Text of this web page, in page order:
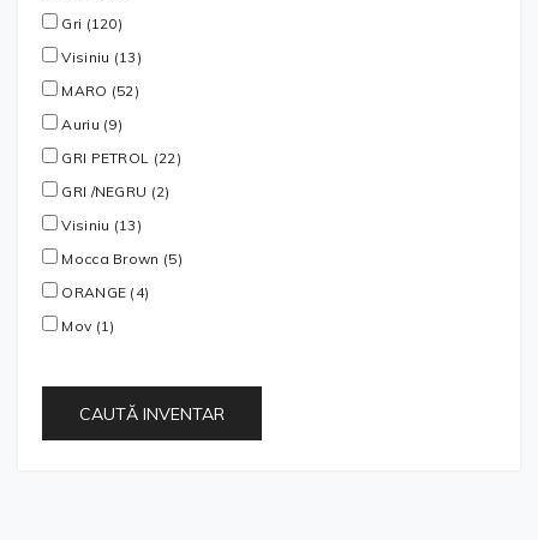
Gri (120)
Visiniu (13)
MARO (52)
Auriu (9)
GRI PETROL (22)
GRI /NEGRU (2)
Visiniu (13)
Mocca Brown (5)
ORANGE (4)
Mov (1)
CAUTĂ INVENTAR